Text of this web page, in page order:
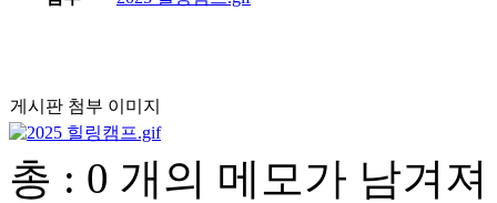
게시판 첨부 이미지
총 : 0 개의 메모가 남겨